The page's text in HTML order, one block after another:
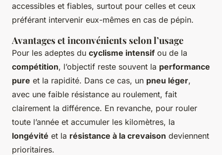
accessibles et fiables, surtout pour celles et ceux
préférant intervenir eux-mêmes en cas de pépin.
Avantages et inconvénients selon l’usage
Pour les adeptes du cyclisme intensif ou de la
compétition, l’objectif reste souvent la performance
pure et la rapidité. Dans ce cas, un pneu léger,
avec une faible résistance au roulement, fait
clairement la différence. En revanche, pour rouler
toute l’année et accumuler les kilomètres, la
longévité et la résistance à la crevaison deviennent
prioritaires.